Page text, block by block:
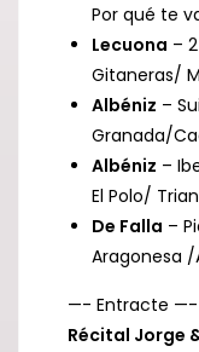
Por qué te
Lecuona –
Gitaneras/
Albéniz –
Granada/
Albéniz –
El Polo/
De Falla –
Aragonesa /
—- Entracte —-
Récital Jorge